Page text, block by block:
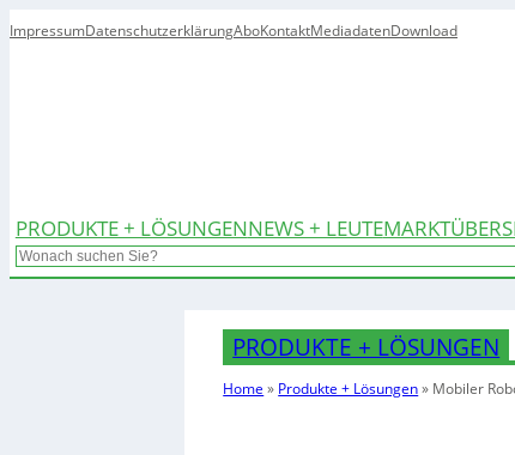
ImpressumDatenschutzerklärungAboKontaktMediadatenDownload
PRODUKTE + LÖSUNGENNEWS + LEUTE
Search
PRODUKTE + LÖSUNGEN
Home » Produkte + Lösungen» Mobiler